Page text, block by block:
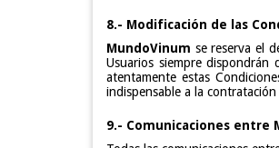
8.- Modificación de las
MundoVinum se reserva el
Usuarios siempre dispondrán
atentamente estas
indispensable a la
9.- Comunicaciones entre